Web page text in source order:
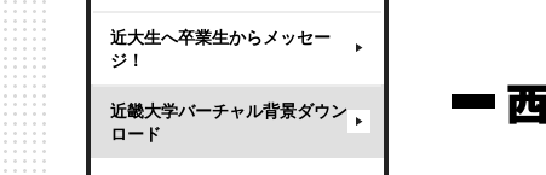
近大生へ卒業生からメッセー
ジ！
近畿大学バーチャル背景ダウン
ロード